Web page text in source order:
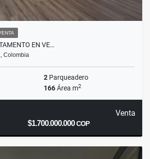
EN VE…
Colombia
2 Parqueadero
166Área m2
Venta
$1.700.000.000COP